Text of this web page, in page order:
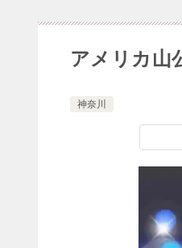
アメリカ山
神奈川